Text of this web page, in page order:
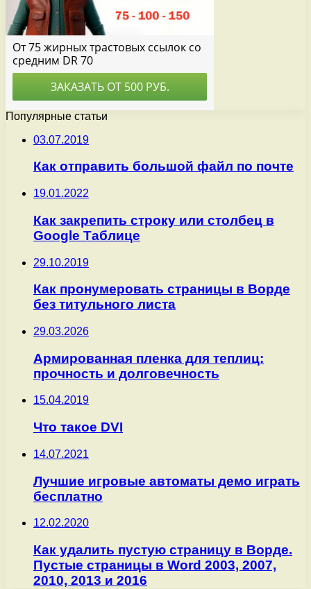
Популярные статьи
03.07.2019
Как отправить большой файл по почте
19.01.2022
Как закрепить строку или столбец в
Google Таблице
29.10.2019
Как пронумеровать страницы в Ворде
без титульного листа
29.03.2026
Армированная пленка для теплиц:
прочность и долговечность
15.04.2019
Что такое DVI
14.07.2021
Лучшие игровые автоматы демо играть
бесплатно
12.02.2020
Как удалить пустую страницу в Ворде.
Пустые страницы в Word 2003, 2007,
2010, 2013 и 2016